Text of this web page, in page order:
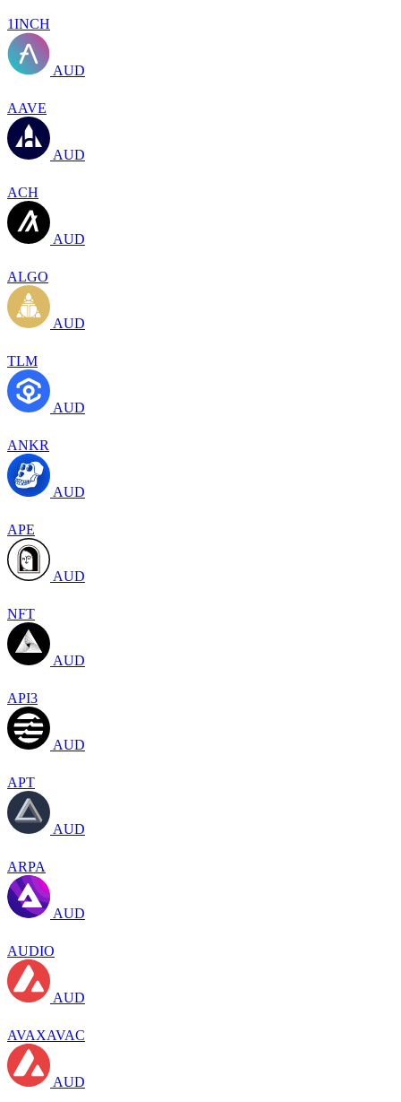
1INCH
AUD
AAVE
AUD
ACH
AUD
ALGO
AUD
TLM
AUD
ANKR
AUD
APE
AUD
NFT
AUD
API3
AUD
APT
AUD
ARPA
AUD
AUDIO
AUD
AVAXAVAC
AUD